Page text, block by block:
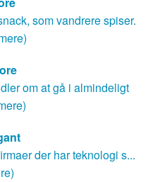
som vandrere spiser.
om at gå i almindeligt
der har teknologi s...